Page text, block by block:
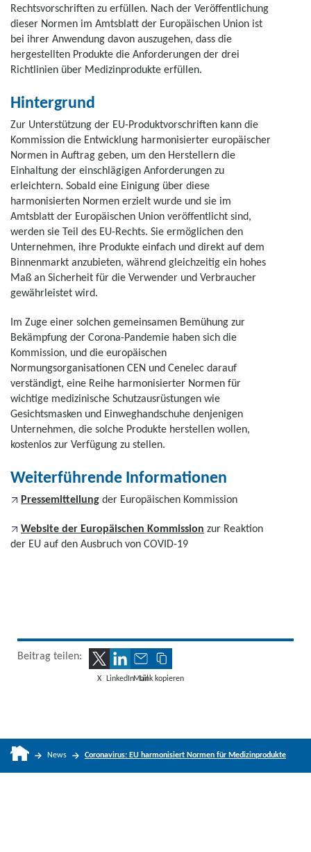
Rechtsvorschriften zu erfüllen. Nach der Veröffentlichung
dieser Normen im Amtsblatt der Europäischen Union ist
bei ihrer Anwendung davon auszugehen, dass die
hergestellten Produkte die Anforderungen der drei
Richtlinien über Medizinprodukte erfüllen.
Hintergrund
Zur Unterstützung der EU-Produktvorschriften kann die
Kommission die Entwicklung harmonisierter europäischer
Normen in Auftrag geben, um den Herstellern die
Einhaltung der einschlägigen Anforderungen zu
erleichtern. Sobald eine Einigung über diese
harmonisierten Normen erzielt wurde und sie im
Amtsblatt der Europäischen Union veröffentlicht sind,
werden sie Teil des EU-Rechts. Sie ermöglichen den
Unternehmen, ihre Produkte einfach und direkt auf dem
Binnenmarkt anzubieten, während gleichzeitig ein hohes
Maß an Sicherheit für die Verwender und Verbraucher
gewährleistet wird.
Im Zuge einer solchen gemeinsamen Bemühung zur
Bekämpfung der Corona-Pandemie haben sich die
Kommission, und die europäischen
Normungsorganisationen CEN und Cenelec darauf
verständigt, eine Reihe harmonisierter Normen für
wichtige medizinische Schutzausrüstungen wie
Gesichtsmasken und Einweghandschuhe denjenigen
Unternehmen, die solche Produkte herstellen wollen,
kostenlos zur Verfügung zu stellen.
Weiterführende Informationen
Pressemitteilung der Europäischen Kommission
Website der Europäischen Kommission zur Reaktion
der EU auf den Ausbruch von COVID-19
Beitrag teilen:
X LinkedInMailLink kopieren
News Coronavirus: EU harmonisiert Normen für Medizinprodukte